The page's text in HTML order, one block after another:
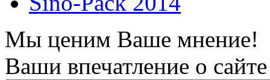
Мы ценим Ваше мнение!
Ваши впечатление о сайте